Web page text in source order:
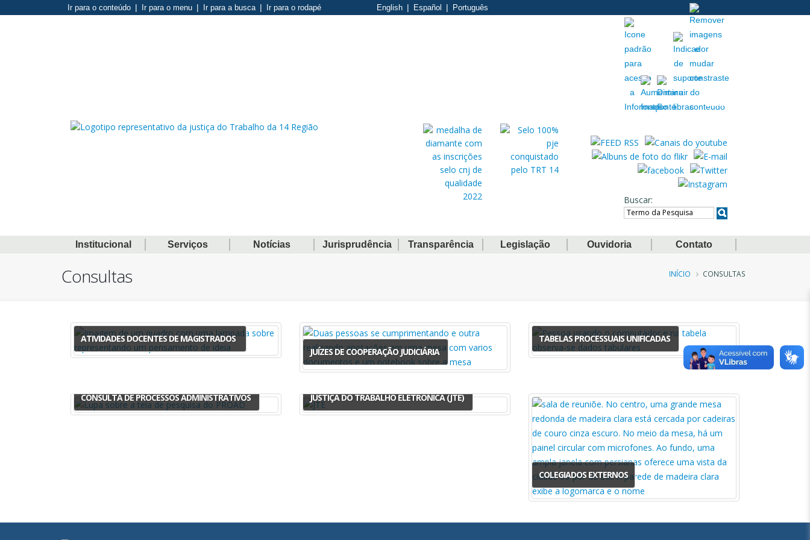
Ir para o conteúdo Ir para o menu Ir para a busca Ir para o rodapé English Español Português
Extranet
Buscar
Institucional Serviços Notícias Jurisprudência Transparência Legislação Ouvidoria Contato
Consultas
Trilha
navegação
INÍCIO CONSULTAS
ATIVIDADES DOCENTES DE MAGISTRADOS
JUÍZES DE COOPERAÇÃO JUDICIÁRIA
TABELAS PROCESSUAIS UNIFICADAS
CONSULTA DE PROCESSOS ADMINISTRATIVOS JUSTIÇA DO TRABALHO ELETRÔNICA (JTE)
COLEGIADOS EXTERNOS